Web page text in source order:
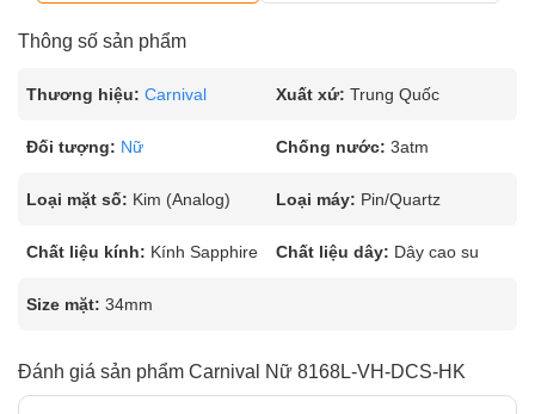
Thông số sản phẩm
Thương hiệu: Carnival Xuất xứ: Trung Quốc
Đối tượng: Nữ Chống nước: 3atm
Loại mặt số: Kim (Analog) Loại máy: Pin/Quartz
Chất liệu kính: Kính Sapphire Chất liệu dây: Dây cao su
Size mặt: 34mm
Đánh giá sản phẩm Carnival Nữ 8168L-VH-DCS-HK